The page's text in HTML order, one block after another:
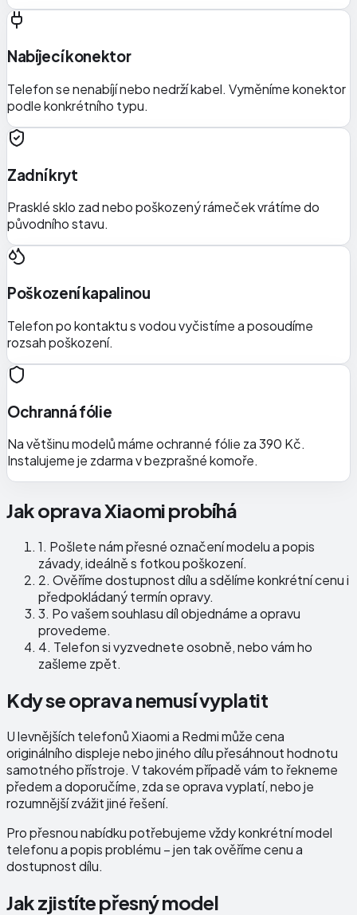
Nabíjecí konektor
Telefon se nenabíjí nebo nedrží kabel. Vyměníme konektor
podle konkrétního typu.
Zadní kryt
Prasklé sklo zad nebo poškozený rámeček vrátíme do
původního stavu.
Poškození kapalinou
Telefon po kontaktu s vodou vyčistíme a posoudíme
rozsah poškození.
Ochranná fólie
Na většinu modelů máme ochranné fólie za 390 Kč.
Instalujeme je zdarma v bezprašné komoře.
Jak oprava Xiaomi probíhá
1. Pošlete nám přesné označení modelu a popis
závady, ideálně s fotkou poškození.
2. Ověříme dostupnost dílu a sdělíme konkrétní cenu i
předpokládaný termín opravy.
3. Po vašem souhlasu díl objednáme a opravu
provedeme.
4. Telefon si vyzvednete osobně, nebo vám ho
zašleme zpět.
Kdy se oprava nemusí vyplatit
U levnějších telefonů Xiaomi a Redmi může cena
originálního displeje nebo jiného dílu přesáhnout hodnotu
samotného přístroje. V takovém případě vám to řekneme
předem a doporučíme, zda se oprava vyplatí, nebo je
rozumnější zvážit jiné řešení.
Pro přesnou nabídku potřebujeme vždy konkrétní model
telefonu a popis problému – jen tak ověříme cenu a
dostupnost dílu.
Jak zjistíte přesný model